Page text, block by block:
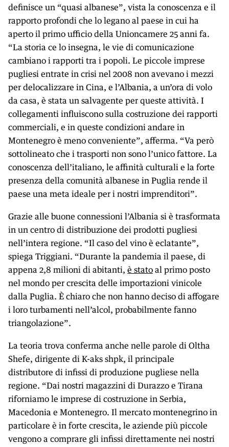
definisce un “quasi albanese”, vista la conoscenza e il
rapporto profondi che lo legano al paese in cui ha
aperto il primo ufficio della Unioncamere 25 anni fa.
“La storia ce lo insegna, le vie di comunicazione
cambiano i rapporti tra i popoli. Le piccole imprese
pugliesi entrate in crisi nel 2008 non avevano i mezzi
per delocalizzare in Cina, e l’Albania, a un’ora di volo
da casa, è stata un salvagente per queste attività. I
collegamenti influiscono sulla costruzione dei rapporti
commerciali, e in queste condizioni andare in
Montenegro è meno conveniente”, afferma. “Va però
sottolineato che i trasporti non sono l’unico fattore. La
conoscenza dell’italiano, le affinità culturali e la forte
presenza della comunità albanese in Puglia rende il
paese una meta ideale per i nostri imprenditori”.
Grazie alle buone connessioni l’Albania si è trasformata
in un centro di distribuzione dei prodotti pugliesi
nell’intera regione. “Il caso del vino è eclatante”,
spiega Triggiani. “Durante la pandemia il paese, di
appena 2,8 milioni di abitanti, è stato al primo posto
nel mondo per crescita delle importazioni vinicole
dalla Puglia. È chiaro che non hanno deciso di affogare
i loro turbamenti nell’alcol, probabilmente fanno
triangolazione”.
La teoria trova conferma anche nelle parole di Oltha
Shefe, dirigente di K-aks shpk, il principale
distributore di infissi di produzione pugliese nella
regione. “Dai nostri magazzini di Durazzo e Tirana
riforniamo le imprese di costruzione in Serbia,
Macedonia e Montenegro. Il mercato montenegrino in
particolare è in forte crescita, le aziende più piccole
vengono a comprare gli infissi direttamente nei nostri